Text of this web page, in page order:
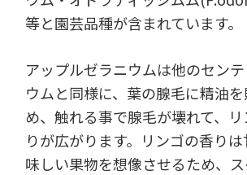
等と園芸品種が含まれています。
アップルゼラニウムは他のセン
ウムと同様に、葉の腺毛に精油
め、触れる事で腺毛が壊れて、
りが広がります。リンゴの香り
味しい果物を想像させるため、